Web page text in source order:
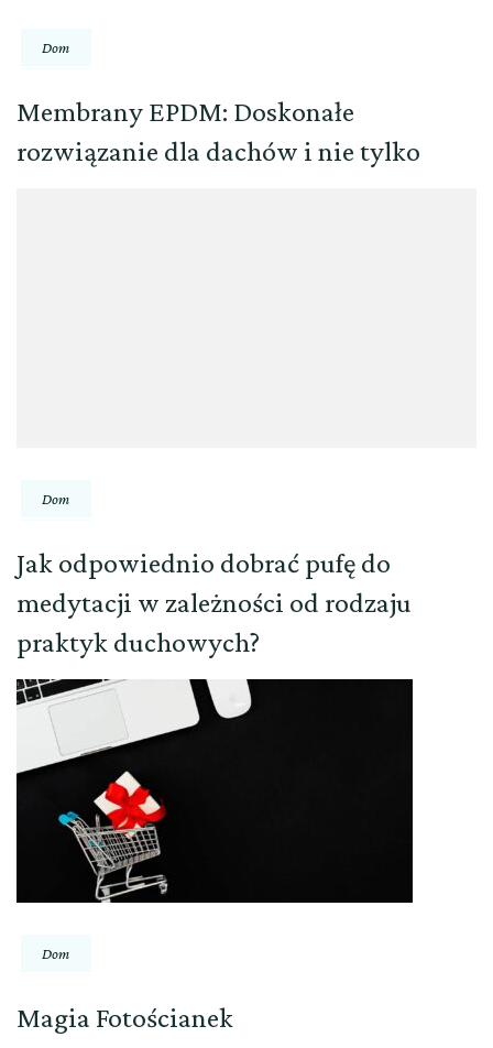
Dom
Membrany EPDM: Doskonałe
rozwiązanie dla dachów i nie tylko
Dom
Jak odpowiednio dobrać pufę do
medytacji w zależności od rodzaju
praktyk duchowych?
Dom
Magia Fotościanek